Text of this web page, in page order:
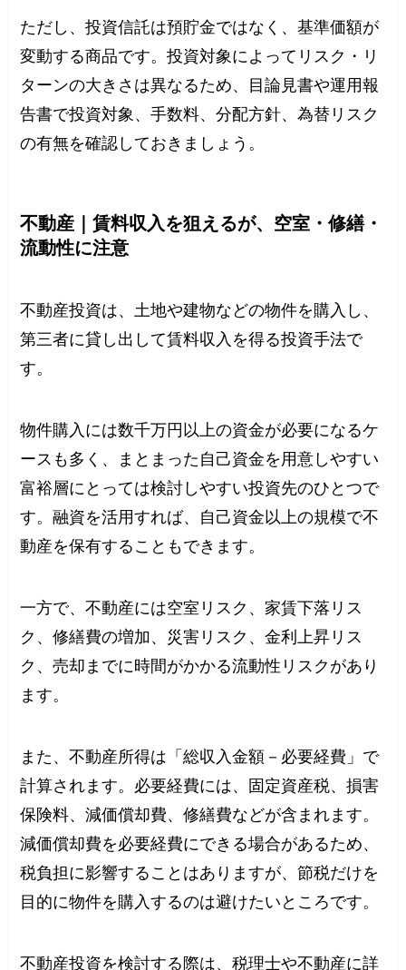
ただし、投資信託は預貯金ではなく、基準価額が
変動する商品です。投資対象によってリスク・リ
ターンの大きさは異なるため、目論見書や運用報
告書で投資対象、手数料、分配方針、為替リスク
の有無を確認しておきましょう。
不動産｜賃料収入を狙えるが、空室・修繕・
流動性に注意
不動産投資は、土地や建物などの物件を購入し、
第三者に貸し出して賃料収入を得る投資手法で
す。
物件購入には数千万円以上の資金が必要になるケ
ースも多く、まとまった自己資金を用意しやすい
富裕層にとっては検討しやすい投資先のひとつで
す。融資を活用すれば、自己資金以上の規模で不
動産を保有することもできます。
一方で、不動産には空室リスク、家賃下落リス
ク、修繕費の増加、災害リスク、金利上昇リス
ク、売却までに時間がかかる流動性リスクがあり
ます。
また、不動産所得は「総収入金額－必要経費」で
計算されます。必要経費には、固定資産税、損害
保険料、減価償却費、修繕費などが含まれます。
減価償却費を必要経費にできる場合があるため、
税負担に影響することはありますが、節税だけを
目的に物件を購入するのは避けたいところです。
不動産投資を検討する際は、税理士や不動産に詳